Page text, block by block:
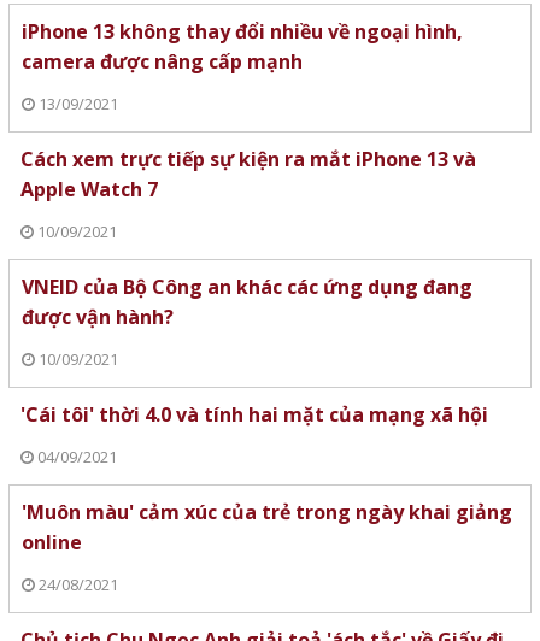
iPhone 13 không thay đổi nhiều về ngoại hình,
camera được nâng cấp mạnh
13/09/2021
Cách xem trực tiếp sự kiện ra mắt iPhone 13 và
Apple Watch 7
10/09/2021
VNEID của Bộ Công an khác các ứng dụng đang
được vận hành?
10/09/2021
'Cái tôi' thời 4.0 và tính hai mặt của mạng xã hội
04/09/2021
'Muôn màu' cảm xúc của trẻ trong ngày khai giảng
online
24/08/2021